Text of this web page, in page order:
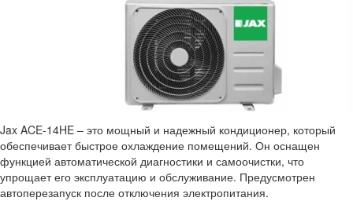
Jax ACE-14HE – это мощный и надежный кондиционер, который
обеспечивает быстрое охлаждение помещений. Он оснащен
функцией автоматической диагностики и самоочистки, что
упрощает его эксплуатацию и обслуживание. Предусмотрен
автоперезапуск после отключения электропитания.